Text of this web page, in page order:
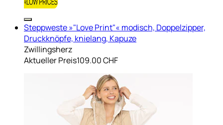
Steppweste »"Love Print"« modisch, Doppelzipper,
Druckknöpfe, knielang, Kapuze
Zwillingsherz
Aktueller Preis109.00 CHF